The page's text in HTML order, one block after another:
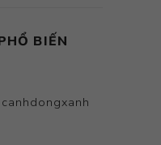
BIẾN
canhdongxanh